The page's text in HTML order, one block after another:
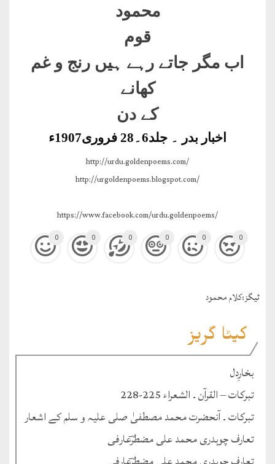
محمود
قوم
اب مگر جاتے رہے ہیں رنج و غم
کھانے
کے دن
اخبار بدر ۔ جلد6۔28 فروری1907ء
http://urdu.goldenpoems.com/
http://urgoldenpoems.blogspot.com/
https://www.facebook.com/urdu.goldenpoems/
0 0 0 0 0 0
ٹيگز:کلام محمود
کیٹا گریز
بخارِدل
تبرکات – القرآن ۔ الشعراء 225-228
تبرکات ۔ آنحضرت محمد مصطفیٰ صلی علیہ و سلم کے اشعار
تعارف چوہدری محمد علی مضطرؔعارفی